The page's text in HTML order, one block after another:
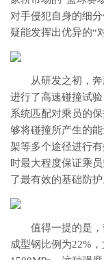
对手侵犯自身的细
疑能发挥出优异的“
从研发之初，
进行了高速碰撞试
系统匹配对乘员的
够将碰撞所产生的
架等多个途径进行
时最大程度保证乘
了最有效的基础防护
值得一提的是
成型钢比例为22%